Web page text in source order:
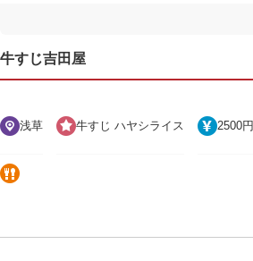
牛すじ吉田屋
浅草 牛すじ ハヤシライス 2500円